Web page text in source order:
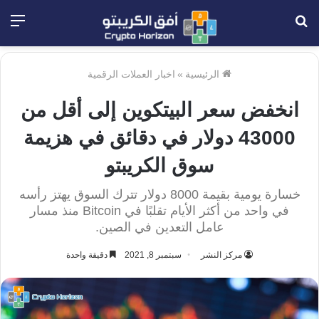
الرئيسية » اخبار العملات الرقمية
انخفض سعر البيتكوين إلى أقل من
43000 دولار في دقائق في هزيمة
سوق الكريبتو
خسارة يومية بقيمة 8000 دولار تترك السوق يهتز رأسه
في واحد من أكثر الأيام تقلبًا في Bitcoin منذ مسار
عامل التعدين في الصين.
مركز النشر سبتمبر 8, 2021 دقيقة واحدة